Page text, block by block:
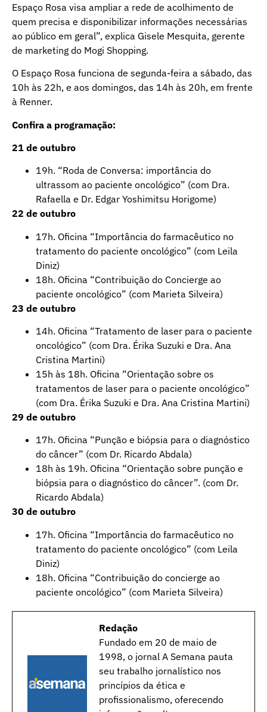
Espaço Rosa visa ampliar a rede de acolhimento de
quem precisa e disponibilizar informações necessárias
ao público em geral”, explica Gisele Mesquita, gerente
de marketing do Mogi Shopping.
O Espaço Rosa funciona de segunda-feira a sábado, das
10h às 22h, e aos domingos, das 14h às 20h, em frente
à Renner.
Confira a programação:
21 de outubro
19h. “Roda de Conversa: importância do
ultrassom ao paciente oncológico” (com Dra.
Rafaella e Dr. Edgar Yoshimitsu Horigome)
22 de outubro
17h. Oficina “Importância do farmacêutico no
tratamento do paciente oncológico” (com Leila
Diniz)
18h. Oficina “Contribuição do Concierge ao
paciente oncológico” (com Marieta Silveira)
23 de outubro
14h. Oficina “Tratamento de laser para o paciente
oncológico” (com Dra. Érika Suzuki e Dra. Ana
Cristina Martini)
15h às 18h. Oficina “Orientação sobre os
tratamentos de laser para o paciente oncológico”
(com Dra. Érika Suzuki e Dra. Ana Cristina Martini)
29 de outubro
17h. Oficina “Punção e biópsia para o diagnóstico
do câncer” (com Dr. Ricardo Abdala)
18h às 19h. Oficina “Orientação sobre punção e
biópsia para o diagnóstico do câncer”. (com Dr.
Ricardo Abdala)
30 de outubro
17h. Oficina “Importância do farmacêutico no
tratamento do paciente oncológico” (com Leila
Diniz)
18h. Oficina “Contribuição do concierge ao
paciente oncológico” (com Marieta Silveira)
Redação
Fundado em 20 de maio de
1998, o jornal A Semana pauta
seu trabalho jornalístico nos
princípios da ética e
profissionalismo, oferecendo